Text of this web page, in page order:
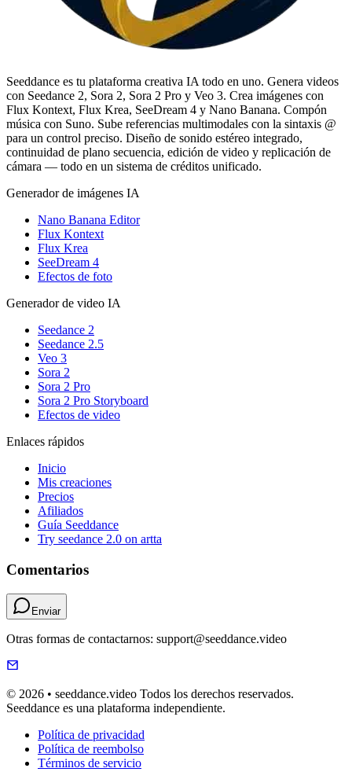
Seeddance es tu plataforma creativa IA todo en uno. Genera videos
con Seedance 2, Sora 2, Sora 2 Pro y Veo 3. Crea imágenes con
Flux Kontext, Flux Krea, SeeDream 4 y Nano Banana. Compón
música con Suno. Sube referencias multimodales con la sintaxis @
para un control preciso. Diseño de sonido estéreo integrado,
continuidad de plano secuencia, edición de video y replicación de
cámara — todo en un sistema de créditos unificado.
Generador de imágenes IA
Nano Banana Editor
Flux Kontext
Flux Krea
SeeDream 4
Efectos de foto
Generador de video IA
Seedance 2
Seedance 2.5
Veo 3
Sora 2
Sora 2 Pro
Sora 2 Pro Storyboard
Efectos de video
Enlaces rápidos
Inicio
Mis creaciones
Precios
Afiliados
Guía Seeddance
Try seedance 2.0 on artta
Comentarios
Enviar
Otras formas de contactarnos: support@seeddance.video
© 2026 • seeddance.video Todos los derechos reservados.
Seeddance es una plataforma independiente.
Política de privacidad
Política de reembolso
Términos de servicio